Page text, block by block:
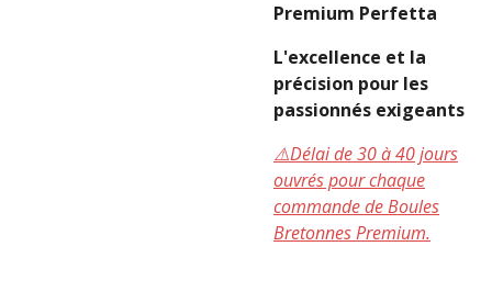
Premium Perfetta
L'excellence et la
précision pour les
passionnés exigeants
⚠️Délai de 30 à 40 jours
ouvrés pour chaque
commande de Boules
Bretonnes Premium.